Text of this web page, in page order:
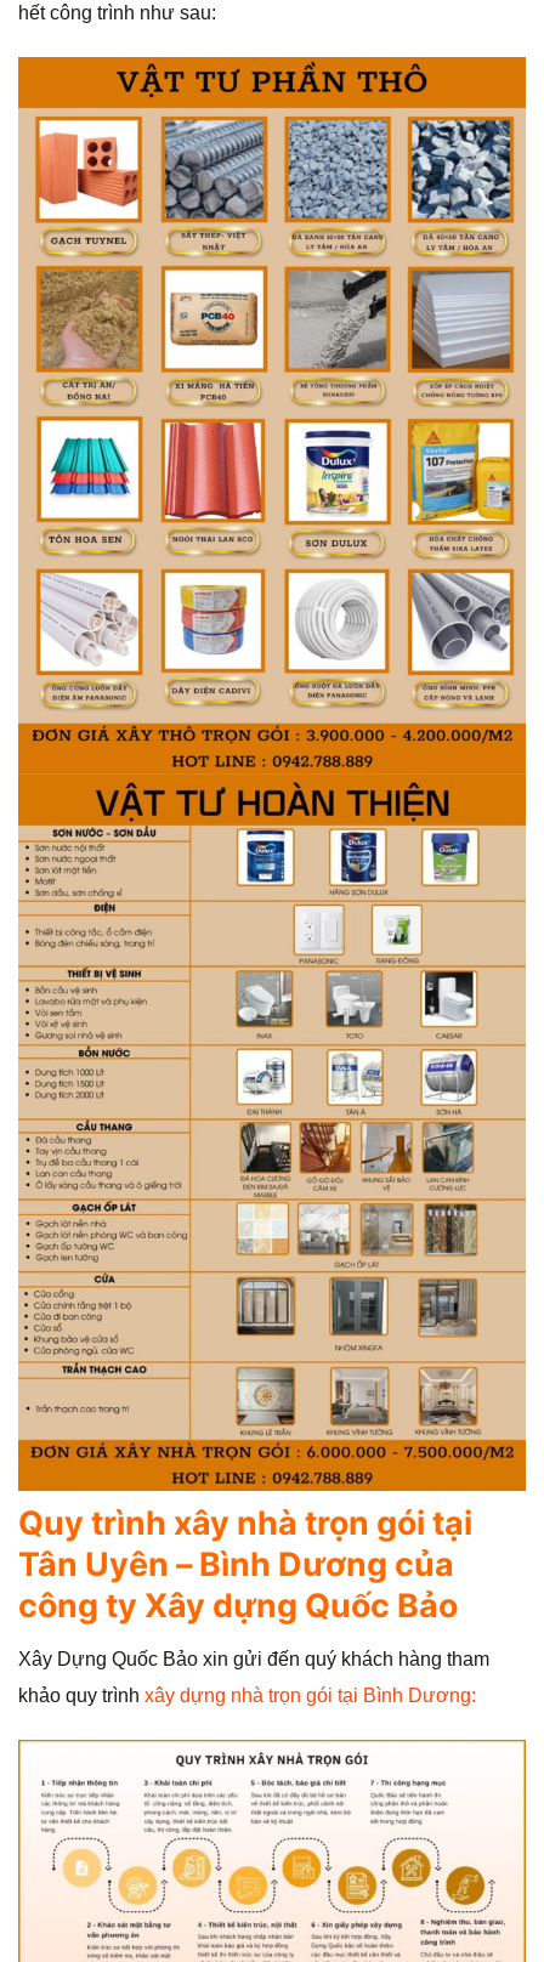
hết công trình như sau:
Quy trình xây nhà trọn gói tại
Tân Uyên – Bình Dương của
công ty Xây dựng Quốc Bảo
Xây Dựng Quốc Bảo xin gửi đến quý khách hàng tham
khảo quy trình xây dựng nhà trọn gói tại Bình Dương: